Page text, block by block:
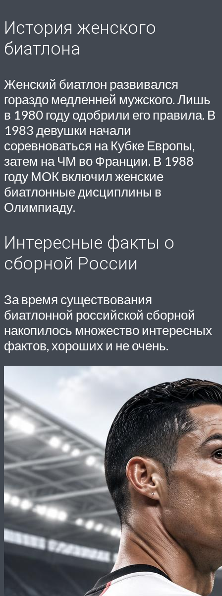
История женского
биатлона
Женский биатлон развивался
гораздо медленней мужского. Лишь
в 1980 году одобрили его правила. В
1983 девушки начали
соревноваться на Кубке Европы,
затем на ЧМ во Франции. В 1988
году МОК включил женские
биатлонные дисциплины в
Олимпиаду.
Интересные факты о
сборной России
За время существования
биатлонной российской сборной
накопилось множество интересных
фактов, хороших и не очень.